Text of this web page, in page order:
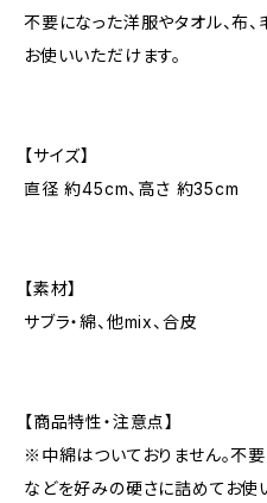
不要になった洋服やタオル、布
お使いいただけます。
【サイズ】
直径 約45cm、高さ 約35cm
【素材】
サブラ・綿、他mix、合皮
【商品特性・注意点】
※中綿はついておりません。不
などを好みの硬さに詰めてお使